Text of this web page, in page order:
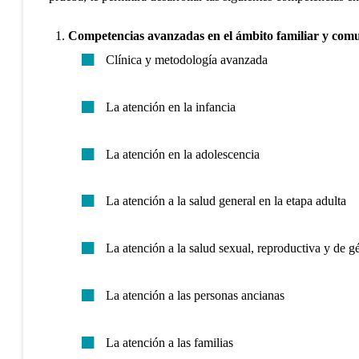
Competencias avanzadas en el ámbito familiar y
Clínica y metodología avanzada
La atención en la infancia
La atención en la adolescencia
La atención a la salud general en la etapa adulta
La atención a la salud sexual, reproductiva y de
La atención a las personas ancianas
La atención a las familias